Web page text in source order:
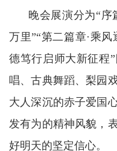
晚会展演分为“序
万里”“第二篇章·乘
德笃行启师大新征程
唱、古典舞蹈、梨园
大人深沉的赤子爱国
发有为的精神风貌，
好明天的坚定信心。